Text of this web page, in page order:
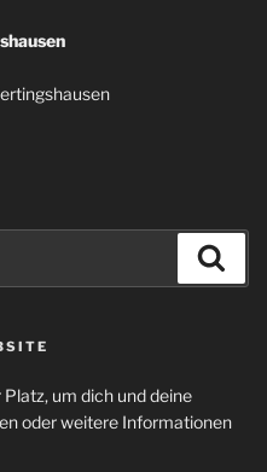
um dich und deine
oder weitere Informationen